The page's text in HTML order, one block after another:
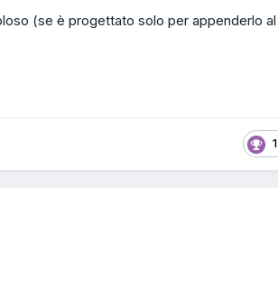
(se è progettato solo per appenderlo al
1